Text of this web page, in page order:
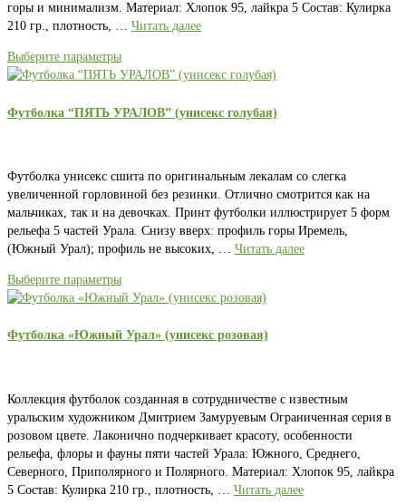
горы и минимализм. Материал: Хлопок 95, лайкра 5 Состав: Кулирка
210 гр., плотность, … Читать далее
Выберите параметры
Футболка “ПЯТЬ УРАЛОВ” (унисекс голубая)
Футболка унисекс сшита по оригинальным лекалам со слегка
увеличенной горловиной без резинки. Отлично смотрится как на
мальчиках, так и на девочках. Принт футболки иллюстрирует 5 форм
рельефа 5 частей Урала. Снизу вверх: профиль горы Иремель,
(Южный Урал); профиль не высоких, … Читать далее
Выберите параметры
Футболка «Южный Урал» (унисекс розовая)
Коллекция футболок созданная в сотрудничестве с известным
уральским художником Дмитрием Замуруевым Ограниченная серия в
розовом цвете. Лаконично подчеркивает красоту, особенности
рельефа, флоры и фауны пяти частей Урала: Южного, Среднего,
Северного, Приполярного и Полярного. Материал: Хлопок 95, лайкра
5 Состав: Кулирка 210 гр., плотность, … Читать далее